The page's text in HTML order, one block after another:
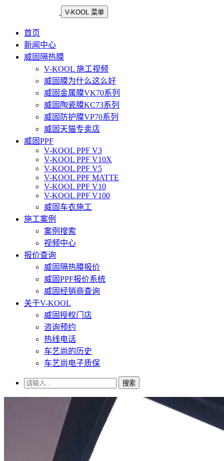
V-KOOL 菜单
首页
新闻中心
威固隔热膜
V-KOOL 施工视频
威固膜为什么这么好
威固金属膜VK70系列
威固陶瓷膜KC73系列
威固防护膜VP70系列
威固天猫专卖店
威固PPF
V-KOOL PPF V3
V-KOOL PPF V10X
V-KOOL PPF V5
V-KOOL PPF MATTE
V-KOOL PPF V10
V-KOOL PPF V100
威固车衣施工
施工案例
案例搜索
视频中心
报价查询
威固隔热膜报价
威固PPF报价系统
威固经销商查询
关于V-KOOL
威固授权门店
咨询预约
热线电话
车艺尚的历史
车艺尚电子质保
搜索